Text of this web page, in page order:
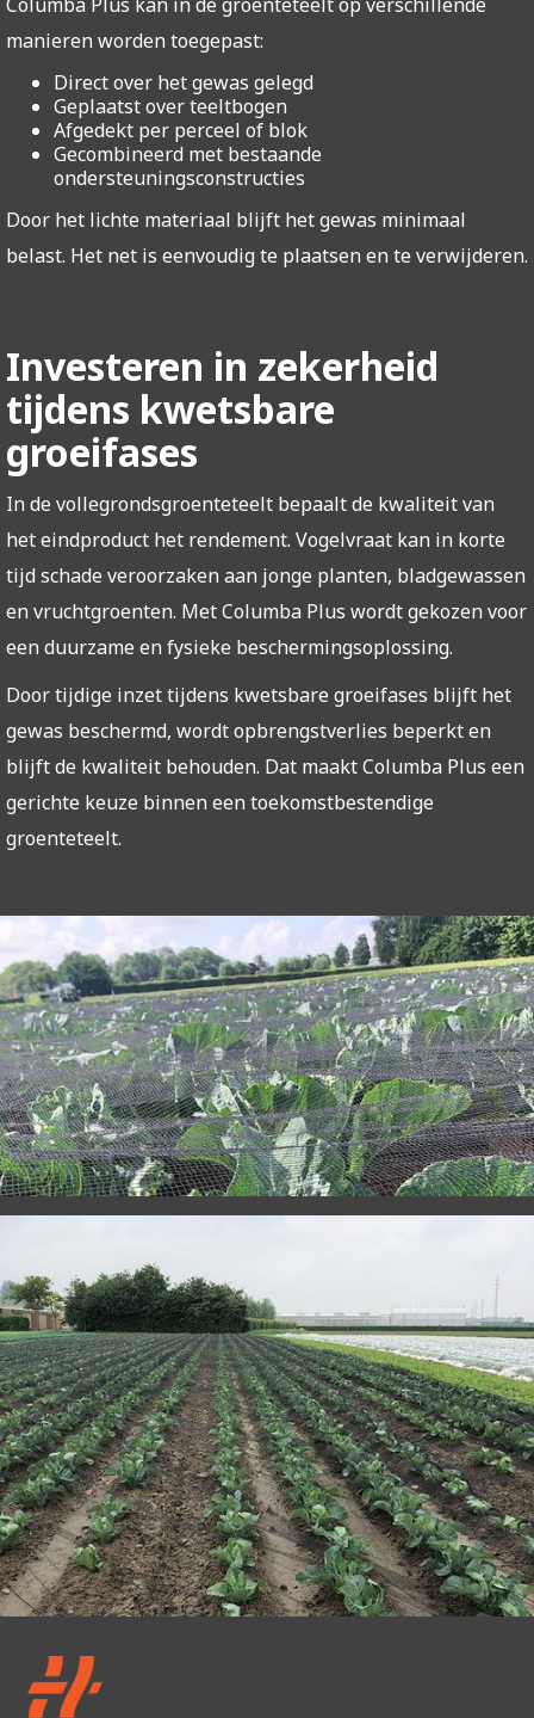
Columba Plus kan in de groenteteelt op verschillende
manieren worden toegepast:
Direct over het gewas gelegd
Geplaatst over teeltbogen
Afgedekt per perceel of blok
Gecombineerd met bestaande
ondersteuningsconstructies
Door het lichte materiaal blijft het gewas minimaal
belast. Het net is eenvoudig te plaatsen en te verwijderen.
Investeren in zekerheid
tijdens kwetsbare
groeifases
In de vollegrondsgroenteteelt bepaalt de kwaliteit van
het eindproduct het rendement. Vogelvraat kan in korte
tijd schade veroorzaken aan jonge planten, bladgewassen
en vruchtgroenten. Met Columba Plus wordt gekozen voor
een duurzame en fysieke beschermingsoplossing.
Door tijdige inzet tijdens kwetsbare groeifases blijft het
gewas beschermd, wordt opbrengstverlies beperkt en
blijft de kwaliteit behouden. Dat maakt Columba Plus een
gerichte keuze binnen een toekomstbestendige
groenteteelt.